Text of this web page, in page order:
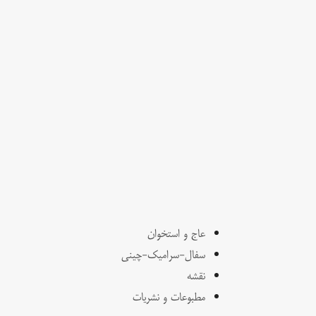
عاج و استخوان
سفال-سرامیک-چینی
نقشه
مطبوعات و نشریات